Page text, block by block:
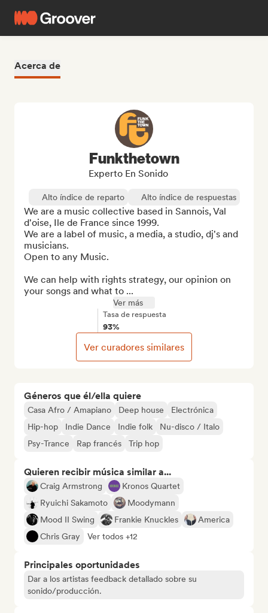
Acerca de
Géneros que él/ella quiere
Casa Afro / Amapiano Deep house
Electrónica
Hip-hop
Indie Dance Indie folk
Nu-disco / Italo
Psy-Trance
Rap francés Trip hop
Quieren recibir música similar a...
Craig Armstrong
Kronos Quartet
Ryuichi Sakamoto
Moodymann
Mood II Swing
Frankie Knuckles
America
Chris Gray
Ver todos +12
Principales oportunidades
Dar a los artistas feedback detallado sobre su
sonido/producción.
Funkthetown
Experto En Sonido
Alto índice de reparto Alto índice de respuestas
We are a music collective based in Sannois, Val
d'oise, Ile de France since 1999.
We are a label of music, a media, a studio, dj's and
musicians.
Open to any Music.
We can help with rights strategy, our opinion on
your songs and what to ...
Ver más
Tasa de respuesta
93%
Ver curadores similares